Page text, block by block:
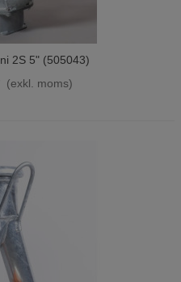
2S 5" (505043)
(exkl. moms)